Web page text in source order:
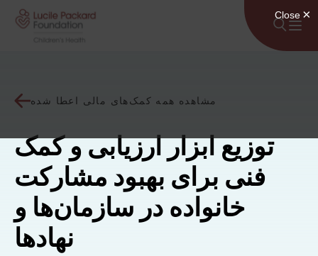
پرش به محتوا
مشاهده همه کمک‌های مالی اعطا شده
توزیع ابزار ارزیابی و کمک
فنی برای بهبود مشارکت
خانواده در سازمان‌ها و
نهادها